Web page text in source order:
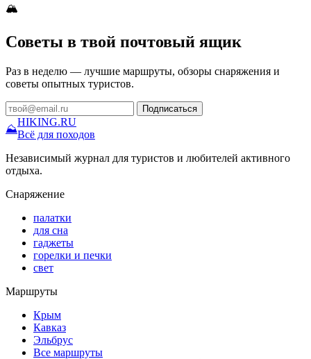
🏔
Советы в твой почтовый ящик
Раз в неделю — лучшие маршруты, обзоры снаряжения и
советы опытных туристов.
Подписаться
⛰
HIKING.RU
Всё для походов
Независимый журнал для туристов и любителей активного
отдыха.
Снаряжение
палатки
для сна
гаджеты
горелки и печки
свет
Маршруты
Крым
Кавказ
Эльбрус
Все маршруты